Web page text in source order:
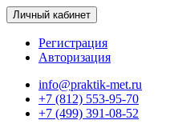
Личный кабинет
Регистрация
Авторизация
info@praktik-met.ru
+7 (812) 553-95-70
+7 (499) 391-08-52